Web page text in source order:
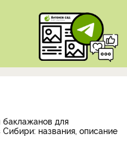
для
названия, описание